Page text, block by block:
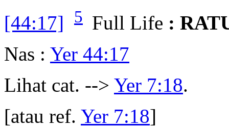
[44:17]
5 Full Life :
Nas : Yer 44:17
Lihat cat. --> Yer 7:18.
[atau ref. Yer 7:18]